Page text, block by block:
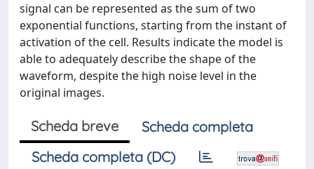
signal can be represented as the sum of two
exponential functions, starting from the instant of
activation of the cell. Results indicate the model is
able to adequately describe the shape of the
waveform, despite the high noise level in the
original images.
Scheda breve
Scheda completa
Scheda completa (DC)